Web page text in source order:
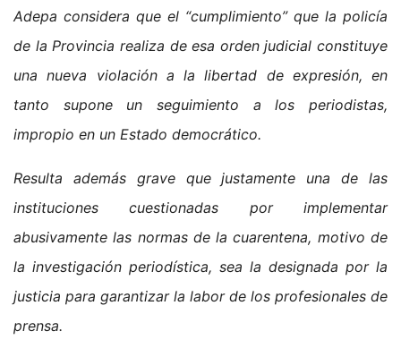
Adepa considera que el “cumplimiento” que la policía
de la Provincia realiza de esa orden judicial constituye
una nueva violación a la libertad de expresión, en
tanto supone un seguimiento a los periodistas,
impropio en un Estado democrático.
Resulta además grave que justamente una de las
instituciones cuestionadas por implementar
abusivamente las normas de la cuarentena, motivo de
la investigación periodística, sea la designada por la
justicia para garantizar la labor de los profesionales de
prensa.